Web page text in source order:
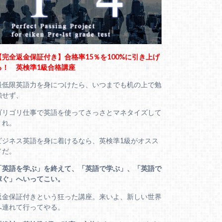
完全返金保証付き】合格率15％を100%に引き上げ
！ 英検準1級合格講座
低限英語力を身につけたら、いつまでも机の上で勉
ず、
リゴリ仕事で英語を使ってさっさとマネタイズして
。
ジネス英語を身に着けるなら、英検準1級がオスス
。
英語を学ぶ」を終えて、「英語で学ぶ」、「英語で
ぐ」へいってこい。
金保証付きという狂った講座。来いよ、新しい世界
連れて行ってやる。